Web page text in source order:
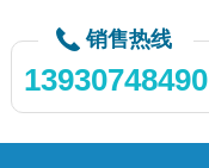
销售热线
13930748490